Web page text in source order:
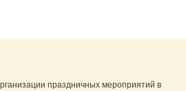
праздничных мероприятий в